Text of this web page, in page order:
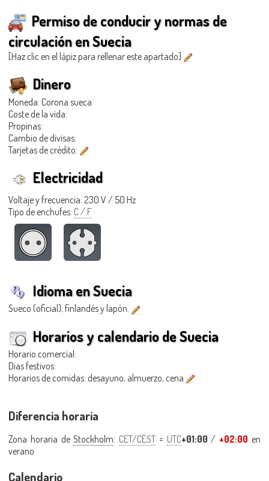
Permiso de conducir y normas de
circulación en Suecia
[Haz clic en el lápiz para rellenar este apartado]
Dinero
Moneda: Corona sueca
Coste de la vida:
Propinas:
Cambio de divisas:
Tarjetas de crédito:
Electricidad
Voltaje y frecuencia: 230 V / 50 Hz
Tipo de enchufes: C / F
Idioma en Suecia
Sueco (oficial); finlandés y lapón.
Horarios y calendario de Suecia
Horario comercial:
Dias festivos:
Horarios de comidas: desayuno, almuerzo, cena
Diferencia horaria
Zona horaria deStockholm: CET/CEST = UTC+01:00 / +02:00 en
verano
Calendario